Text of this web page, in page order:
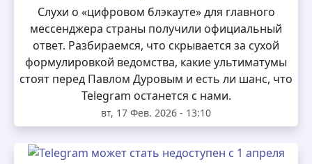
Слухи о «цифровом блэкауте» для главного
мессенджера страны получили официальный
ответ. Разбираемся, что скрывается за сухой
формулировкой ведомства, какие ультиматумы
стоят перед Павлом Дуровым и есть ли шанс, что
Telegram останется с нами.
вт, 17 Фев. 2026 - 13:10